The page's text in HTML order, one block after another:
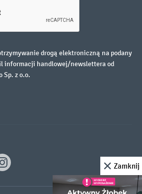
drogą elektroniczną na podany
informacji handlowej/newslettera od
Sp. z o.o.
Zamknij